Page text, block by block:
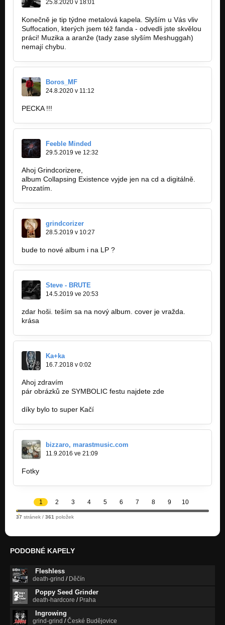
Pernicious Intergrowth
FEEBLE MINDED - Recycling Despair(CD 2009)
Pernicious Intergrowth
FEEBLE MINDED - Three Walls Maze (CD 2009)
Pernicious Intergrowth
FEEBLE MINDED - Blood Eye Barrier (audio from DVD 2006)
Nezařazeno
FEEBLE MINDED - Murderers Of Psychic (CD 2003)
My Anorexia
FEEBLE MINDED - Screaming Plastic Peats (CD 2003)
My Anorexia
FEEBLE MINDED - Natural Violence (CD Promo 2002)
Nezařazeno
FEEBLE MINDED - History (CD 2001)
FEEBLE MINDED - The Tommyknockers (CD CML-5 Promo
2000)
Nezařazeno
FEEBLE MINDED - Fest Of Blood (Demo 1999)
25.8.2020 v 18:01
Konečně je tip týdne metalová kapela. Slyším u Vás vliv
Suffocation, kterých jsem též fanda - odvedli jste skvělou
práci! Muzika a aranže (tady zase slyším Meshuggah)
nemají chybu.
Boros_MF
24.8.2020 v 11:12
PECKA !!!
Feeble Minded
29.5.2019 ve 12:32
Ahoj Grindcorizere,
album Collapsing Existence vyjde jen na cd a digitálně.
Prozatím.
grindcorizer
28.5.2019 v 10:27
bude to nové album i na LP ?
Steve - BRUTE
14.5.2019 ve 20:53
zdar hoši. teším sa na nový album. cover je vražda.
krása
Ka+ka
16.7.2018 v 0:02
Ahoj zdravím
pár obrázků ze SYMBOLIC festu najdete zde
díky bylo to super Kačí
bizzaro, marastmusic.com
11.9.2016 ve 21:09
Fotky
1 2 3 4 5 6 7 8 9 10
37 stránek / 361 položek
PODOBNÉ KAPELY
Fleshless
death-grind / Děčín
Poppy Seed Grinder
death-hardcore / Praha
Ingrowing
grind-grind /České Budějovice